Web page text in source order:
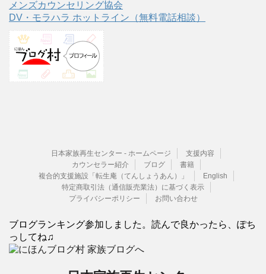
メンズカウンセリング協会
DV・モラハラ ホットライン（無料電話相談）
日本家族再生センター - ホームページ
支援内容
カウンセラー紹介
ブログ
書籍
複合的支援施設「転生庵（てんしょうあん）」
English
特定商取引法（通信販売業法）に基づく表示
プライバシーポリシー
お問い合わせ
ブログランキング参加しました。読んで良かったら、ぽち
っしてね♫